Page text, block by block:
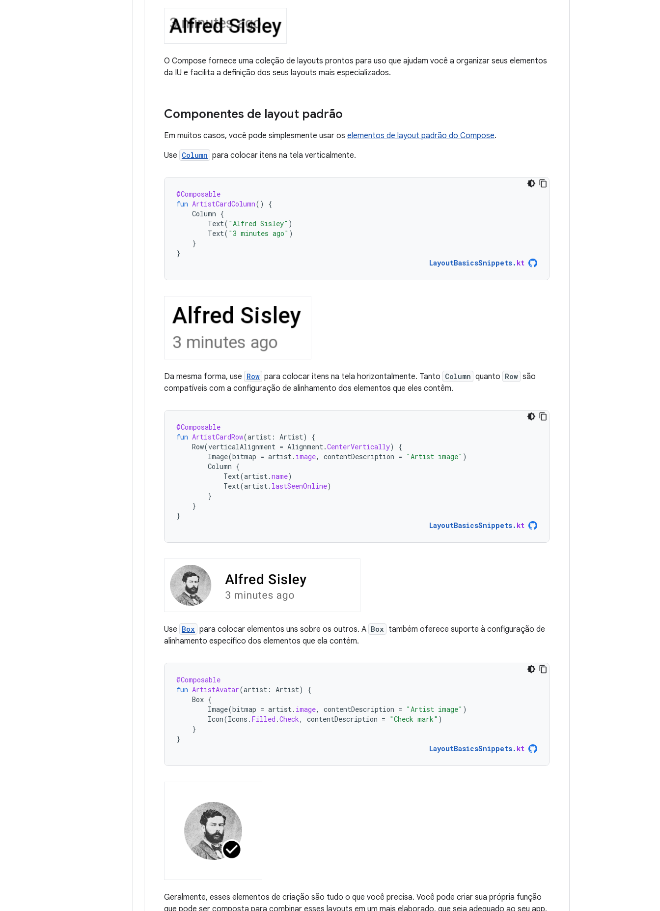
O Compose fornece uma coleção de layouts prontos para uso que ajudam você a organizar seus elementos
da IU e facilita a definição dos seus layouts mais especializados.
Componentes de layout padrão
Em muitos casos, você pode simplesmente usar os elementos de layout padrão do Compose.
Use Column para colocar itens na tela verticalmente.
@Composable
fun ArtistCardColumn()
{
Column {
Text( "Alfred Sisley" )
Text( "3 minutes ago" )
}
}
LayoutBasicsSnippets. kt
Da mesma forma, use Row para colocar itens na tela horizontalmente. Tanto Column quanto Row são
compatíveis com a configuração de alinhamento dos elementos que eles contêm.
@Composable
fun ArtistCardRow(artist : Artist)
{
Row(verticalAlignment = Alignment .CenterVertically)
{
Image(bitmap = artist . image, contentDescription = "Artist image" )
Column {
Text(artist .name)
Text(artist . lastSeenOnline)
}
}
}
LayoutBasicsSnippets. kt
Use Box para colocar elementos uns sobre os outros. A Box também oferece suporte à configuração de
alinhamento específico dos elementos que ela contém.
@Composable
fun ArtistAvatar(artist : Artist)
{
Box {
Image(bitmap = artist. image, contentDescription = "Artist image" )
Icon(Icons . Filled .Check, contentDescription = "Check mark" )
}
}
LayoutBasicsSnippets. kt
Geralmente, esses elementos de criação são tudo o que você precisa. Você pode criar sua própria função